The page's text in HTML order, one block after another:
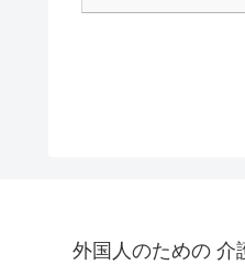
外国人のための 介